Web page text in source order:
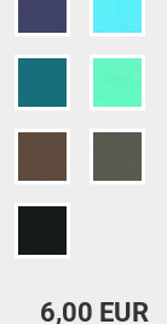
6,00 EUR